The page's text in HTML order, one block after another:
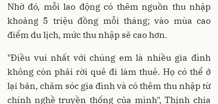
Nhờ đó, mỗi lao động có thêm nguồn thu nhập
khoảng 5 triệu đồng mỗi tháng; vào mùa cao
điểm du lịch, mức thu nhập sẽ cao hơn.
"Điều vui nhất với chúng em là nhiều gia đình
không còn phải rời quê đi làm thuê. Họ có thể ở
lại bản, chăm sóc gia đình và có thêm thu nhập từ
chính nghề truyền thống của mình", Thịnh chia